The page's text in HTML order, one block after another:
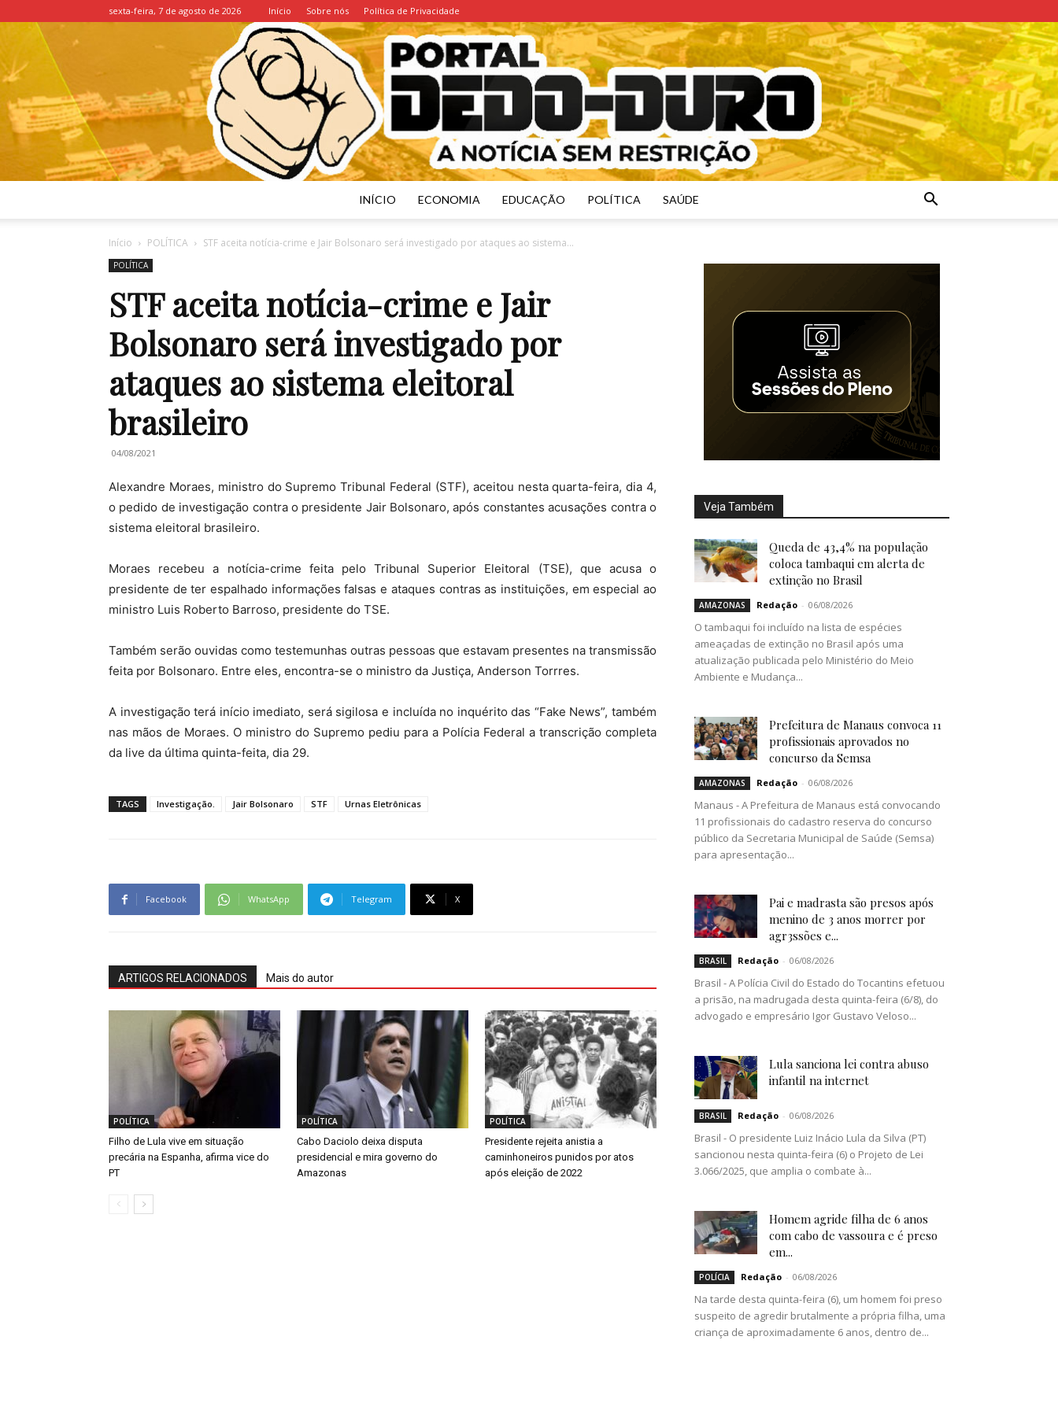
sexta-feira, 7 de agosto de 2026 Início Sobre nós Política de Privacidade
INÍCIO ECONOMIA EDUCAÇÃO POLÍTICA SAÚDE
Início POLÍTICA STF aceita notícia-crime e Jair Bolsonaro será investigado por ataques ao sistema...
POLÍTICA
STF aceita notícia-crime e Jair
Bolsonaro será investigado por
ataques ao sistema eleitoral
brasileiro
04/08/2021
Alexandre Moraes, ministro do Supremo Tribunal Federal (STF), aceitou nesta quarta-feira, dia 4,
o pedido de investigação contra o presidente Jair Bolsonaro, após constantes acusações contra o
sistema eleitoral brasileiro.
Moraes recebeu a notícia-crime feita pelo Tribunal Superior Eleitoral (TSE), que acusa o
presidente de ter espalhado informações falsas e ataques contras as instituições, em especial ao
ministro Luis Roberto Barroso, presidente do TSE.
Também serão ouvidas como testemunhas outras pessoas que estavam presentes na transmissão
feita por Bolsonaro. Entre eles, encontra-se o ministro da Justiça, Anderson Torrres.
A investigação terá início imediato, será sigilosa e incluída no inquérito das “Fake News”, também
nas mãos de Moraes. O ministro do Supremo pediu para a Polícia Federal a transcrição completa
da live da última quinta-feita, dia 29.
TAGS Investigação. Jair Bolsonaro STF Urnas Eletrônicas
Facebook WhatsApp Telegram X
ARTIGOS RELACIONADOS Mais do autor
POLÍTICA
Filho de Lula vive em situação
precária na Espanha, afirma vice do
PT
POLÍTICA
Cabo Daciolo deixa disputa
presidencial e mira governo do
Amazonas
POLÍTICA
Presidente rejeita anistia a
caminhoneiros punidos por atos
após eleição de 2022
Veja Também
Queda de 43,4% na população
coloca tambaqui em alerta de
extinção no Brasil
AMAZONAS Redação - 06/08/2026
O tambaqui foi incluído na lista de espécies
ameaçadas de extinção no Brasil após uma
atualização publicada pelo Ministério do Meio
Ambiente e Mudança...
Prefeitura de Manaus convoca 11
profissionais aprovados no
concurso da Semsa
AMAZONAS Redação - 06/08/2026
Manaus - A Prefeitura de Manaus está convocando
11 profissionais do cadastro reserva do concurso
público da Secretaria Municipal de Saúde (Semsa)
para apresentação...
Pai e madrasta são presos após
menino de 3 anos morrer por
agr3ssões e...
BRASIL Redação - 06/08/2026
Brasil - A Polícia Civil do Estado do Tocantins efetuou
a prisão, na madrugada desta quinta-feira (6/8), do
advogado e empresário Igor Gustavo Veloso...
Lula sanciona lei contra abuso
infantil na internet
BRASIL Redação - 06/08/2026
Brasil - O presidente Luiz Inácio Lula da Silva (PT)
sancionou nesta quinta-feira (6) o Projeto de Lei
3.066/2025, que amplia o combate à...
Homem agride filha de 6 anos
com cabo de vassoura e é preso
em...
POLÍCIA Redação - 06/08/2026
Na tarde desta quinta-feira (6), um homem foi preso
suspeito de agredir brutalmente a própria filha, uma
criança de aproximadamente 6 anos, dentro de...